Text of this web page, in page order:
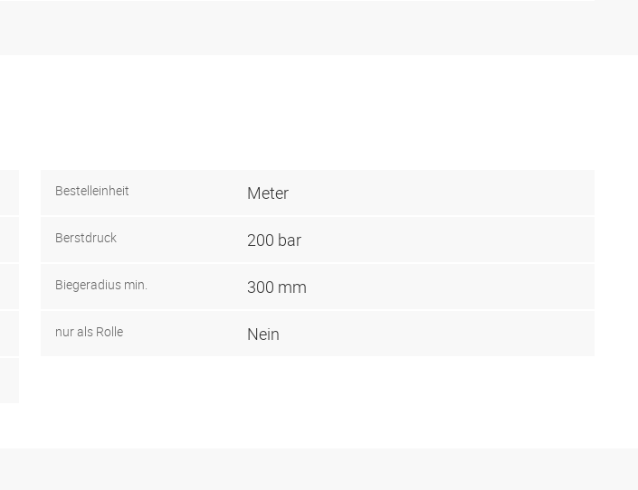
Bestelleinheit Meter
Berstdruck 200 bar
Biegeradius min. 300 mm
nur als Rolle Nein